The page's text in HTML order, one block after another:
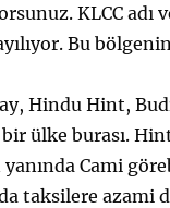
KLCC
Bu
Hindu Hint,
ülke burası.
yanında Cami
taksilere azami